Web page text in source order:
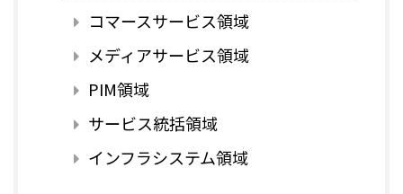
コマースサービス領域
メディアサービス領域
PIM領域
サービス統括領域
インフラシステム領域